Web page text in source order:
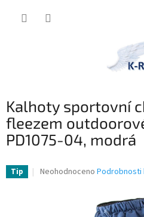
Kalhoty sportovní
fleezem
PD1075-04, modrá
Tip
Průměrné
Neohodnoceno Podrobnosti